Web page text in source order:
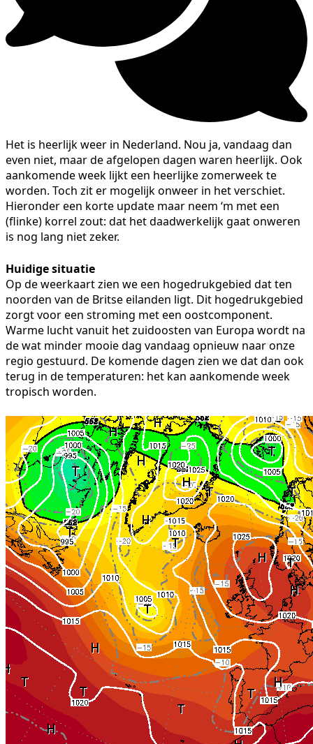
Het is heerlijk weer in Nederland. Nou ja, vandaag dan
even niet, maar de afgelopen dagen waren heerlijk. Ook
aankomende week lijkt een heerlijke zomerweek te
worden. Toch zit er mogelijk onweer in het verschiet.
Hieronder een korte update maar neem ‘m met een
(flinke) korrel zout: dat het daadwerkelijk gaat onweren
is nog lang niet zeker.
Huidige situatie
Op de weerkaart zien we een hogedrukgebied dat ten
noorden van de Britse eilanden ligt. Dit hogedrukgebied
zorgt voor een stroming met een oostcomponent.
Warme lucht vanuit het zuidoosten van Europa wordt na
de wat minder mooie dag vandaag opnieuw naar onze
regio gestuurd. De komende dagen zien we dat dan ook
terug in de temperaturen: het kan aankomende week
tropisch worden.